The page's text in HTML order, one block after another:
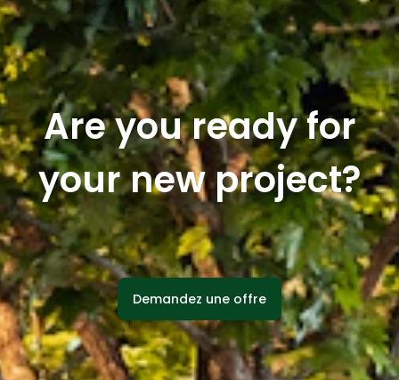
Are you ready for
your new project?
Demandez une offre